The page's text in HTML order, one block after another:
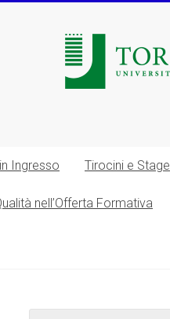
Ingresso Tirocini e Stage
nell’Offerta Formativa